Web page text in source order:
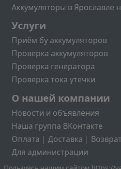
Аккумуляторы в Ярославле
Услуги
Приём бу аккумуляторов
Проверка аккумуляторов
Проверка генератора
Проверка тока утечки
Меню учётной записи
О нашей компании
Новости и объявления
Наша группа ВКонтакте
Оплата | Доставка | Возврат
Для администрации